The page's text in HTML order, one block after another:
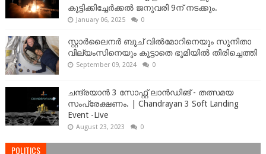
കൂട്ടിക്കിച്ചേർക്കൽ ജനുവരി 9ന് നടക്കും.
January 06, 2025 0
സ്റ്റാർലൈനർ ബുച് വിൽമോറിനെയും സുനിതാ
വില്യംസിനെയും കൂട്ടാതെ ഭൂമിയിൽ തിരിച്ചെത്തി
September 09, 2024 0
ചന്ദ്രയാൻ 3 സോഫ്റ്റ് ലാൻഡിങ് - തത്സമയ
സംപ്രേക്ഷണം. | Chandrayan 3 Soft Landing
Event -Live
August 23, 2023 0
POLITICS